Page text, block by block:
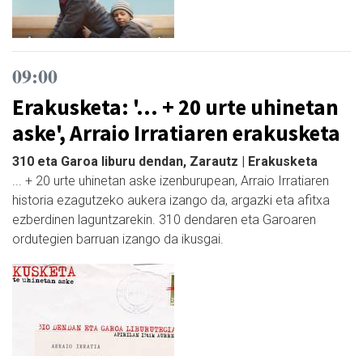
09:00
Erakusketa: '... + 20 urte uhinetan
aske', Arraio Irratiaren erakusketa
310 eta Garoa liburu dendan, Zarautz | Erakusketa
... + 20 urte uhinetan aske izenburupean, Arraio Irratiaren
historia ezagutzeko aukera izango da, argazki eta afitxa
ezberdinen laguntzarekin. 310 dendaren eta Garoaren
ordutegien barruan izango da ikusgai.